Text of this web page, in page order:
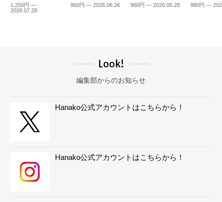
1,250円 —
2026.07.28
960円 — 2026.06.26 960円 — 2026.05.28 980円 —
Look!
編集部からのお知らせ
Hanako公式アカウントはこちらから！
Hanako公式アカウントはこちらから！